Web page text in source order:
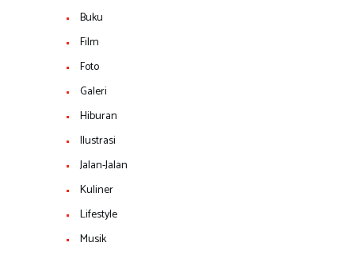
Buku
Film
Foto
Galeri
Hiburan
Ilustrasi
Jalan-Jalan
Kuliner
Lifestyle
Musik